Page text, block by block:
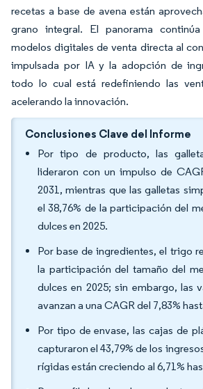
recetas a base de avena están
grano integral. El panorama
modelos digitales de venta directa al
impulsada por IA y la adopción de
todo lo cual está redefiniendo las
acelerando la innovación.
Conclusiones Clave del Informe
Por tipo de producto, las
lideraron con un impulso de
2031, mientras que las galletas
el 38,76% de la participación del
dulces en 2025.
Por base de ingredientes, el trigo
la participación del tamaño del
dulces en 2025; sin embargo, las
avanzan a una CAGR del 7,83%
Por tipo de envase, las cajas de
capturaron el 43,79% de los
rígidas están creciendo al 6,71%